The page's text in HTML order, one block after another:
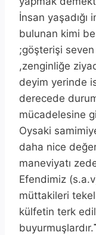
İnsan yaşadığı
bulunan kimi
;göşterişi
,zenginliğe
deyim yerinde
derecede
mücadelesine
Oysaki
daha nice
maneviyatı
Efendimiz
müttakileri
külfetin terk
buyurmuşlardır.